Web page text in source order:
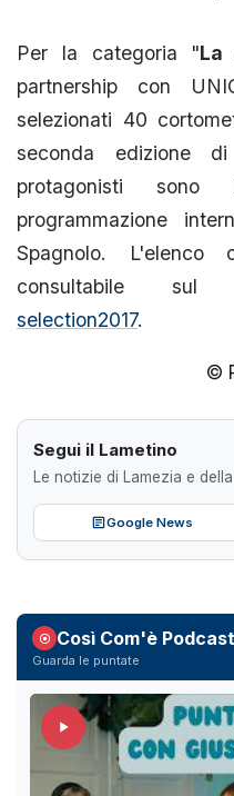
Per la categoria "La
partnership con
selezionati 40
seconda edizione
protagonisti
programmazione
Spagnolo.
consultabile
selection2017.
©
Segui il Lametino
Le notizie di Lamezia e
Google News
Così Com'è Podcast
Guarda le puntate